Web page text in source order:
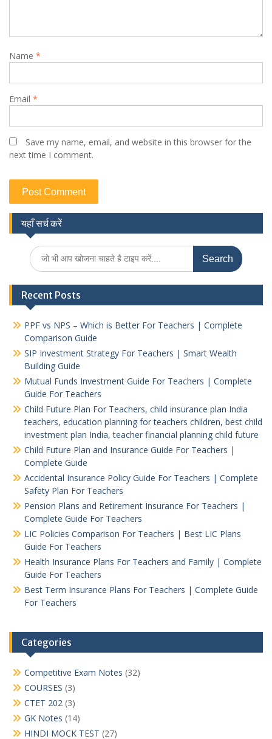
Name *
Email *
Save my name, email, and website in this browser for the
next time I comment.
यहाँ सर्च करें
Search
for:
Recent Posts
PPF vs NPS – Which is Better For Teachers | Complete
Comparison Guide
SIP Investment Strategy For Teachers | Smart Wealth
Building Guide
Mutual Funds Investment Guide For Teachers | Complete
Guide For Teachers
Child Future Plan For Teachers, child insurance plan India
teachers, education planning for teachers children, best child
investment plan India, teacher financial planning child future
Child Future Plan and Insurance Guide For Teachers |
Complete Guide
Accidental Insurance Policy Guide For Teachers | Complete
Safety Plan For Teachers
Pension Plans and Retirement Insurance For Teachers |
Complete Guide For Teachers
LIC Policies Comparison For Teachers | Best LIC Plans
Guide For Teachers
Health Insurance Plans For Teachers and Family | Complete
Guide For Teachers
Best Term Insurance Plans For Teachers | Complete Guide
For Teachers
Categories
Competitive Exam Notes (32)
COURSES (3)
CTET 202 (3)
GK Notes (14)
HINDI MOCK TEST (27)